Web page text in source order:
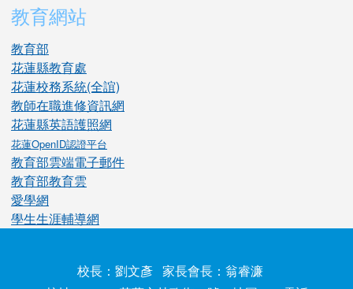
教育網站
教育部
花蓮縣教育處
花蓮校務系統(全誼)
教師在職進修資訊網
花蓮縣英語護照網
花蓮OpenID認證平台
教育部雲端電子郵件
教育部教育雲
愛學網
學生生涯輔導網
校長：劉文彥 家長會長：翁睿濂